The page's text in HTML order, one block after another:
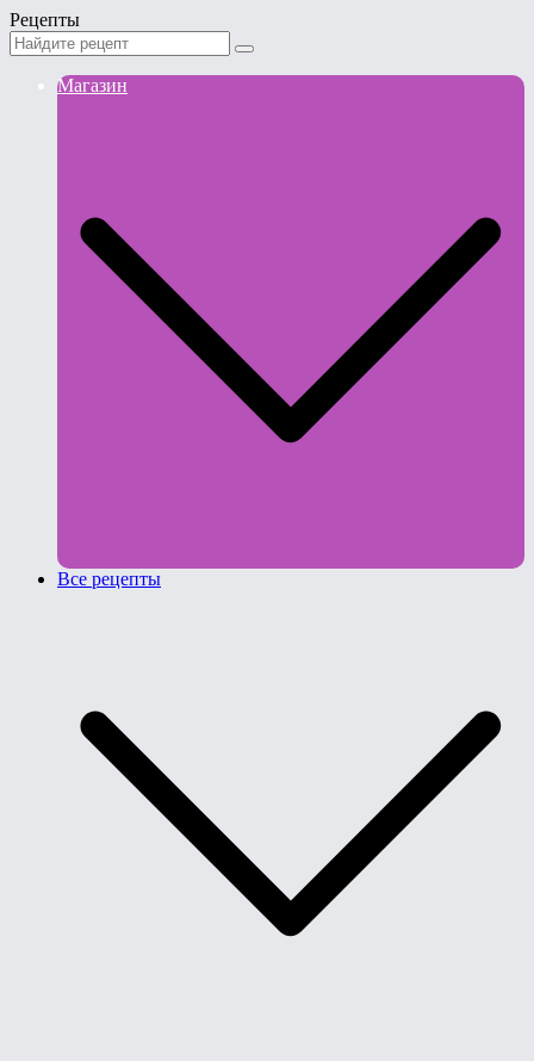
Рецепты
Магазин
Все рецепты